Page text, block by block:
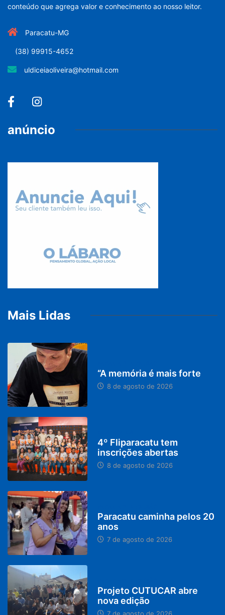
conteúdo que agrega valor e conhecimento ao nosso leitor.
Paracatu-MG
(38) 99915-4652
uldiceiaoliveira@hotmail.com
anúncio
Mais Lidas
“A memória é mais forte
8 de agosto de 2026
4º Fliparacatu tem
inscrições abertas
8 de agosto de 2026
Paracatu caminha pelos 20
anos
7 de agosto de 2026
Projeto CUTUCAR abre
nova edição